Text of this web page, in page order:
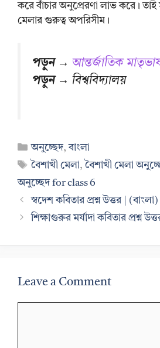
করে বাঁচার অনুপ্রেরণা লাভ করে।
মেলার গুরুত্ব অপরিসীম।
পড়ুন → আন্তর্জাতিক
পড়ুন → বিশ্ববিদ্যালয়
Categories
অনুচ্ছেদ,বাংলা
Tags
বৈশাখী মেলা,বৈশাখী মেলা
অনুচ্ছেদ for class 6
স্বদেশ কবিতার প্রশ্ন উত্তর |
শিক্ষাগুরুর মর্যাদা কবিতার প্রশ্ন
Leave a Comment